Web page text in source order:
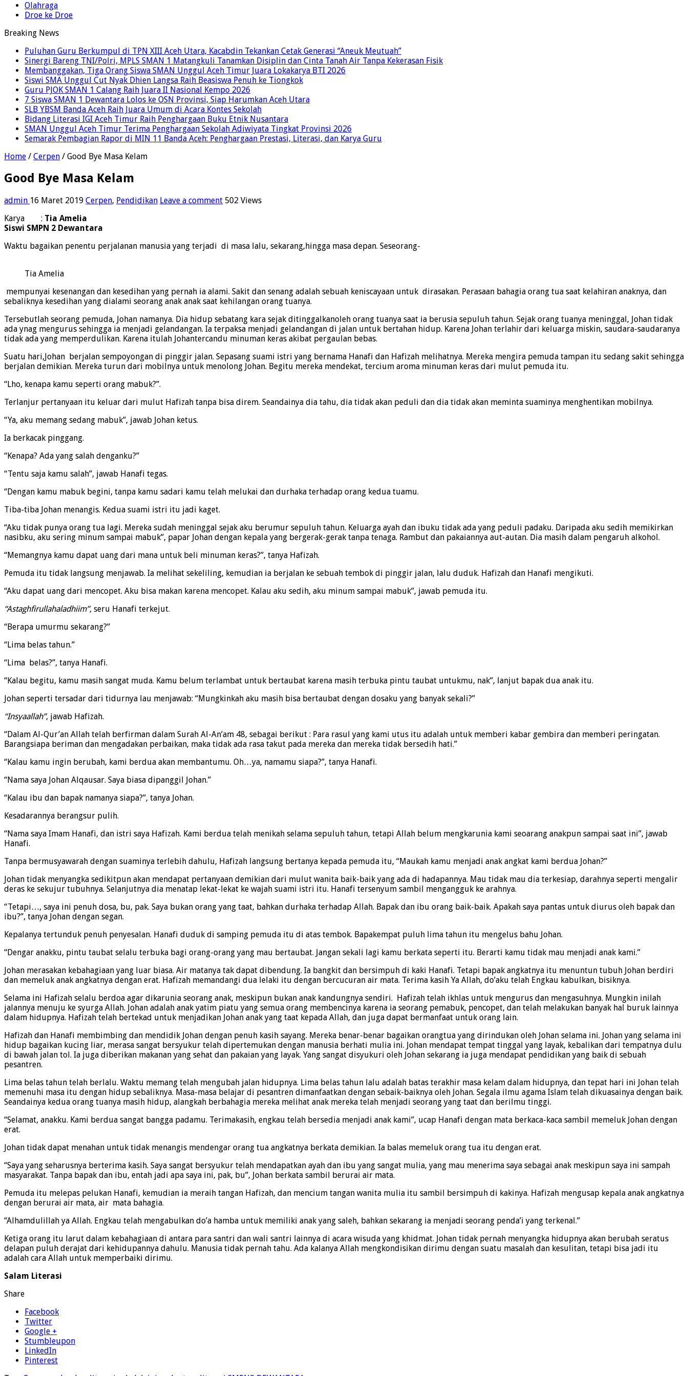
Olahraga
Droe ke Droe
Breaking News
Puluhan Guru Berkumpul di TPN XIII Aceh Utara, Kacabdin Tekankan Cetak Generasi “Aneuk Meutuah”
Sinergi Bareng TNI/Polri, MPLS SMAN 1 Matangkuli Tanamkan Disiplin dan Cinta Tanah Air Tanpa Kekerasan Fisik
Membanggakan, Tiga Orang Siswa SMAN Unggul Aceh Timur Juara Lokakarya BTI 2026
Siswi SMA Unggul Cut Nyak Dhien Langsa Raih Beasiswa Penuh ke Tiongkok
Guru PJOK SMAN 1 Calang Raih Juara II Nasional Kempo 2026
7 Siswa SMAN 1 Dewantara Lolos ke OSN Provinsi, Siap Harumkan Aceh Utara
SLB YBSM Banda Aceh Raih Juara Umum di Acara Kontes Sekolah
Bidang Literasi IGI Aceh Timur Raih Penghargaan Buku Etnik Nusantara
SMAN Unggul Aceh Timur Terima Penghargaan Sekolah Adiwiyata Tingkat Provinsi 2026
Semarak Pembagian Rapor di MIN 11 Banda Aceh: Penghargaan Prestasi, Literasi, dan Karya Guru
Home / Cerpen / Good Bye Masa Kelam
Good Bye Masa Kelam
admin 16 Maret 2019 Cerpen, Pendidikan Leave a comment 502 Views
Karya : Tia Amelia
Siswi SMPN 2 Dewantara
Waktu bagaikan penentu perjalanan manusia yang terjadi di masa lalu, sekarang,hingga masa depan. Seseorang-
Tia Amelia
mempunyai kesenangan dan kesedihan yang pernah ia alami. Sakit dan senang adalah sebuah keniscayaan untuk dirasakan. Perasaan bahagia orang tua saat kelahiran anaknya, dan
sebaliknya kesedihan yang dialami seorang anak anak saat kehilangan orang tuanya.
Tersebutlah seorang pemuda, Johan namanya. Dia hidup sebatang kara sejak ditinggalkanoleh orang tuanya saat ia berusia sepuluh tahun. Sejak orang tuanya meninggal, Johan tidak
ada ynag mengurus sehingga ia menjadi gelandangan. Ia terpaksa menjadi gelandangan di jalan untuk bertahan hidup. Karena Johan terlahir dari keluarga miskin, saudara-saudaranya
tidak ada yang memperdulikan. Karena itulah Johantercandu minuman keras akibat pergaulan bebas.
Suatu hari,Johan berjalan sempoyongan di pinggir jalan. Sepasang suami istri yang bernama Hanafi dan Hafizah melihatnya. Mereka mengira pemuda tampan itu sedang sakit sehingga
berjalan demikian. Mereka turun dari mobilnya untuk menolong Johan. Begitu mereka mendekat, tercium aroma minuman keras dari mulut pemuda itu.
“Lho, kenapa kamu seperti orang mabuk?”.
Terlanjur pertanyaan itu keluar dari mulut Hafizah tanpa bisa direm. Seandainya dia tahu, dia tidak akan peduli dan dia tidak akan meminta suaminya menghentikan mobilnya.
“Ya, aku memang sedang mabuk”, jawab Johan ketus.
Ia berkacak pinggang.
“Kenapa? Ada yang salah denganku?”
“Tentu saja kamu salah”, jawab Hanafi tegas.
“Dengan kamu mabuk begini, tanpa kamu sadari kamu telah melukai dan durhaka terhadap orang kedua tuamu.
Tiba-tiba Johan menangis. Kedua suami istri itu jadi kaget.
“Aku tidak punya orang tua lagi. Mereka sudah meninggal sejak aku berumur sepuluh tahun. Keluarga ayah dan ibuku tidak ada yang peduli padaku. Daripada aku sedih memikirkan
nasibku, aku sering minum sampai mabuk”, papar Johan dengan kepala yang bergerak-gerak tanpa tenaga. Rambut dan pakaiannya aut-autan. Dia masih dalam pengaruh alkohol.
“Memangnya kamu dapat uang dari mana untuk beli minuman keras?”, tanya Hafizah.
Pemuda itu tidak langsung menjawab. Ia melihat sekeliling, kemudian ia berjalan ke sebuah tembok di pinggir jalan, lalu duduk. Hafizah dan Hanafi mengikuti.
“Aku dapat uang dari mencopet. Aku bisa makan karena mencopet. Kalau aku sedih, aku minum sampai mabuk”, jawab pemuda itu.
“Astaghfirullahaladhiim”, seru Hanafi terkejut.
“Berapa umurmu sekarang?”
“Lima belas tahun.”
“Lima belas?”, tanya Hanafi.
“Kalau begitu, kamu masih sangat muda. Kamu belum terlambat untuk bertaubat karena masih terbuka pintu taubat untukmu, nak”, lanjut bapak dua anak itu.
Johan seperti tersadar dari tidurnya lau menjawab: “Mungkinkah aku masih bisa bertaubat dengan dosaku yang banyak sekali?”
“Insyaallah”, jawab Hafizah.
“Dalam Al-Qur’an Allah telah berfirman dalam Surah Al-An’am 48, sebagai berikut : Para rasul yang kami utus itu adalah untuk memberi kabar gembira dan memberi peringatan.
Barangsiapa beriman dan mengadakan perbaikan, maka tidak ada rasa takut pada mereka dan mereka tidak bersedih hati.”
“Kalau kamu ingin berubah, kami berdua akan membantumu. Oh…ya, namamu siapa?”, tanya Hanafi.
“Nama saya Johan Alqausar. Saya biasa dipanggil Johan.”
“Kalau ibu dan bapak namanya siapa?”, tanya Johan.
Kesadarannya berangsur pulih.
“Nama saya Imam Hanafi, dan istri saya Hafizah. Kami berdua telah menikah selama sepuluh tahun, tetapi Allah belum mengkarunia kami seoarang anakpun sampai saat ini”, jawab
Hanafi.
Tanpa bermusyawarah dengan suaminya terlebih dahulu, Hafizah langsung bertanya kepada pemuda itu, “Maukah kamu menjadi anak angkat kami berdua Johan?”
Johan tidak menyangka sedikitpun akan mendapat pertanyaan demikian dari mulut wanita baik-baik yang ada di hadapannya. Mau tidak mau dia terkesiap, darahnya seperti mengalir
deras ke sekujur tubuhnya. Selanjutnya dia menatap lekat-lekat ke wajah suami istri itu. Hanafi tersenyum sambil mengangguk ke arahnya.
“Tetapi…, saya ini penuh dosa, bu, pak. Saya bukan orang yang taat, bahkan durhaka terhadap Allah. Bapak dan ibu orang baik-baik. Apakah saya pantas untuk diurus oleh bapak dan
ibu?”, tanya Johan dengan segan.
Kepalanya tertunduk penuh penyesalan. Hanafi duduk di samping pemuda itu di atas tembok. Bapakempat puluh lima tahun itu mengelus bahu Johan.
“Dengar anakku, pintu taubat selalu terbuka bagi orang-orang yang mau bertaubat. Jangan sekali lagi kamu berkata seperti itu. Berarti kamu tidak mau menjadi anak kami.”
Johan merasakan kebahagiaan yang luar biasa. Air matanya tak dapat dibendung. Ia bangkit dan bersimpuh di kaki Hanafi. Tetapi bapak angkatnya itu menuntun tubuh Johan berdiri
dan memeluk anak angkatnya dengan erat. Hafizah memandangi dua lelaki itu dengan bercucuran air mata. Terima kasih Ya Allah, do’aku telah Engkau kabulkan, bisiknya.
Selama ini Hafizah selalu berdoa agar dikarunia seorang anak, meskipun bukan anak kandungnya sendiri. Hafizah telah ikhlas untuk mengurus dan mengasuhnya. Mungkin inilah
jalannya menuju ke syurga Allah. Johan adalah anak yatim piatu yang semua orang membencinya karena ia seorang pemabuk, pencopet, dan telah melakukan banyak hal buruk lainnya
dalam hidupnya. Hafizah telah bertekad untuk menjadikan Johan anak yang taat kepada Allah, dan juga dapat bermanfaat untuk orang lain.
Hafizah dan Hanafi membimbing dan mendidik Johan dengan penuh kasih sayang. Mereka benar-benar bagaikan orangtua yang dirindukan oleh Johan selama ini. Johan yang selama ini
hidup bagaikan kucing liar, merasa sangat bersyukur telah dipertemukan dengan manusia berhati mulia ini. Johan mendapat tempat tinggal yang layak, kebalikan dari tempatnya dulu
di bawah jalan tol. Ia juga diberikan makanan yang sehat dan pakaian yang layak. Yang sangat disyukuri oleh Johan sekarang ia juga mendapat pendidikan yang baik di sebuah
pesantren.
Lima belas tahun telah berlalu. Waktu memang telah mengubah jalan hidupnya. Lima belas tahun lalu adalah batas terakhir masa kelam dalam hidupnya, dan tepat hari ini Johan telah
memenuhi masa itu dengan hidup sebaliknya. Masa-masa belajar di pesantren dimanfaatkan dengan sebaik-baiknya oleh Johan. Segala ilmu agama Islam telah dikuasainya dengan baik.
Seandainya kedua orang tuanya masih hidup, alangkah berbahagia mereka melihat anak mereka telah menjadi seorang yang taat dan berilmu tinggi.
“Selamat, anakku. Kami berdua sangat bangga padamu. Terimakasih, engkau telah bersedia menjadi anak kami”, ucap Hanafi dengan mata berkaca-kaca sambil memeluk Johan dengan
erat.
Johan tidak dapat menahan untuk tidak menangis mendengar orang tua angkatnya berkata demikian. Ia balas memeluk orang tua itu dengan erat.
“Saya yang seharusnya berterima kasih. Saya sangat bersyukur telah mendapatkan ayah dan ibu yang sangat mulia, yang mau menerima saya sebagai anak meskipun saya ini sampah
masyarakat. Tanpa bapak dan ibu, entah jadi apa saya ini, pak, bu”, Johan berkata sambil berurai air mata.
Pemuda itu melepas pelukan Hanafi, kemudian ia meraih tangan Hafizah, dan mencium tangan wanita mulia itu sambil bersimpuh di kakinya. Hafizah mengusap kepala anak angkatnya
dengan berurai air mata, air mata bahagia.
“Alhamdulillah ya Allah. Engkau telah mengabulkan do’a hamba untuk memiliki anak yang saleh, bahkan sekarang ia menjadi seorang penda’i yang terkenal.”
Ketiga orang itu larut dalam kebahagiaan di antara para santri dan wali santri lainnya di acara wisuda yang khidmat. Johan tidak pernah menyangka hidupnya akan berubah seratus
delapan puluh derajat dari kehidupannya dahulu. Manusia tidak pernah tahu. Ada kalanya Allah mengkondisikan dirimu dengan suatu masalah dan kesulitan, tetapi bisa jadi itu
adalah cara Allah untuk memperbaiki dirimu.
Salam Literasi
Share
Facebook
Twitter
Google +
Stumbleupon
LinkedIn
Pinterest